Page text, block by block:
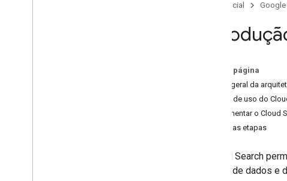
Página inicial
Nesta página
Visão geral da
Casos de uso do
Implementar o Cloud
Próximas etapas
O Cloud Search
bancos de dados